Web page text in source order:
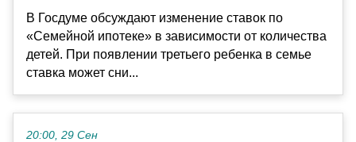
В Госдуме обсуждают изменение ставок по
«Семейной ипотеке» в зависимости от количества
детей. При появлении третьего ребенка в семье
ставка может сни...
20:00, 29 Сен